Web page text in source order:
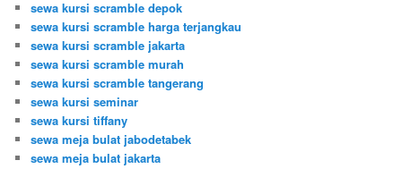
sewa kursi scramble depok
sewa kursi scramble harga terjangkau
sewa kursi scramble jakarta
sewa kursi scramble murah
sewa kursi scramble tangerang
sewa kursi seminar
sewa kursi tiffany
sewa meja bulat jabodetabek
sewa meja bulat jakarta